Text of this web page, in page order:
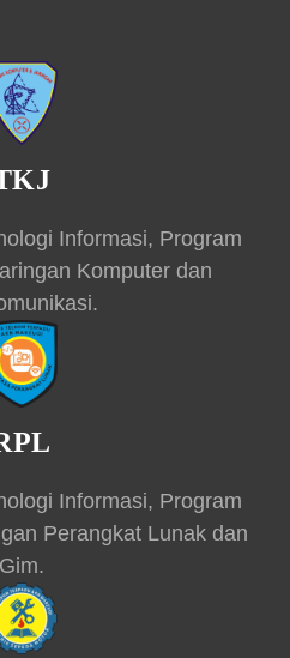
Informasi, Program
Komputer dan
Informasi, Program
Perangkat Lunak dan
Gim.